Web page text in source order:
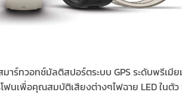
ร์ทวอทช์มัลติสปอร์ตระบบ GPS ระดับพรีเ
ฟนเพื่อคุณสมบัติเสียงต่างๆไฟฉาย LED ในตั